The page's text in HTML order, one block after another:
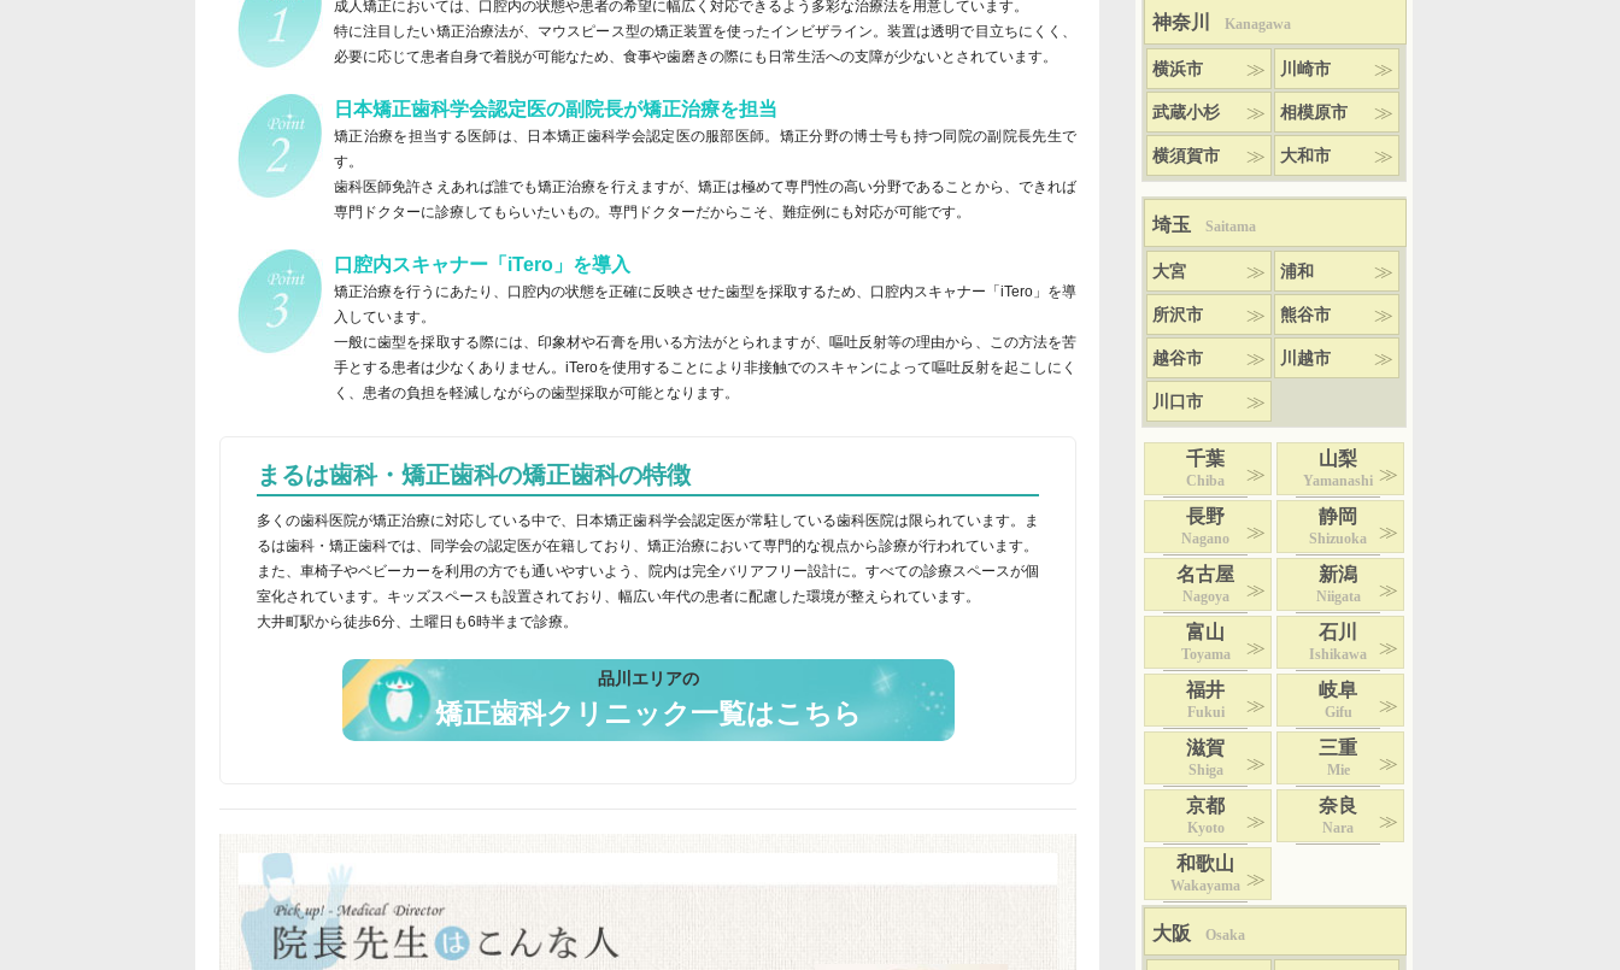
成人矯正においては、口腔内の状態や患者の希望に幅広く対応できるよう多彩な治療法を用意しています。
特に注目したい矯正治療法が、マウスピース型の矯正装置を使ったインビザライン。装置は透明で目立ちにくく、
必要に応じて患者自身で着脱が可能なため、食事や歯磨きの際にも日常生活への支障が少ないとされています。
日本矯正歯科学会認定医の副院長が矯正治療を担当
矯正治療を担当する医師は、日本矯正歯科学会認定医の服部医師。矯正分野の博士号も持つ同院の副院長先生で
す。
歯科医師免許さえあれば誰でも矯正治療を行えますが、矯正は極めて専門性の高い分野であることから、できれば
専門ドクターに診療してもらいたいもの。専門ドクターだからこそ、難症例にも対応が可能です。
口腔内スキャナー「iTero」を導入
矯正治療を行うにあたり、口腔内の状態を正確に反映させた歯型を採取するため、口腔内スキャナー「iTero」を導
入しています。
一般に歯型を採取する際には、印象材や石膏を用いる方法がとられますが、嘔吐反射等の理由から、この方法を苦
手とする患者は少なくありません。iTeroを使用することにより非接触でのスキャンによって嘔吐反射を起こしにく
く、患者の負担を軽減しながらの歯型採取が可能となります。
まるは歯科・矯正歯科の矯正歯科の特徴
多くの歯科医院が矯正治療に対応している中で、日本矯正歯科学会認定医が常駐している歯科医院は限られています。ま
るは歯科・矯正歯科では、同学会の認定医が在籍しており、矯正治療において専門的な視点から診療が行われています。
また、車椅子やベビーカーを利用の方でも通いやすいよう、院内は完全バリアフリー設計に。すべての診療スペースが個
室化されています。キッズスペースも設置されており、幅広い年代の患者に配慮した環境が整えられています。
大井町駅から徒歩6分、土曜日も6時半まで診療。
品川エリアの
矯正歯科クリニック一覧はこちら
神奈川 Kanagawa
横浜市 川崎市
武蔵小杉 相模原市
横須賀市 大和市
埼玉 Saitama
大宮 浦和
所沢市 熊谷市
越谷市 川越市
川口市
千葉
Chiba
山梨
Yamanashi
長野
Nagano
静岡
Shizuoka
名古屋
Nagoya
新潟
Niigata
富山
Toyama
石川
Ishikawa
福井
Fukui
岐阜
Gifu
滋賀
Shiga
三重
Mie
京都
Kyoto
奈良
Nara
和歌山
Wakayama
大阪 Osaka